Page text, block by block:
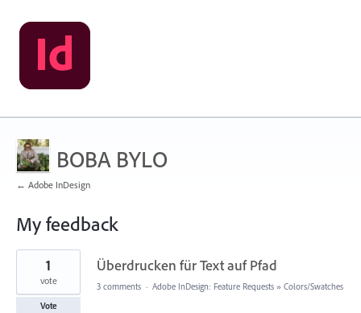
BOBA BYLO
← Adobe InDesign
My feedback
1
found
Überdrucken für Text auf Pfad
1
vote
Vote
3 comments · Adobe InDesign: Feature Requests » Colors/Swatches